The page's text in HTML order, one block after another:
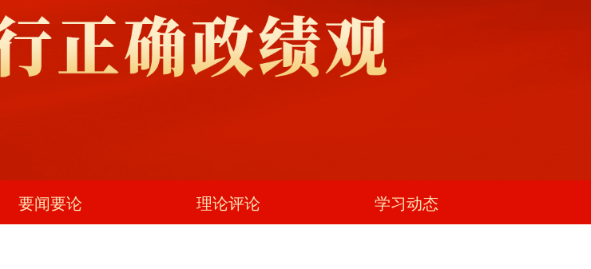
要闻要论 理论评论 学习动态